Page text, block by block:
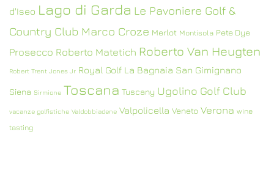
d'Iseo Lago di Garda Le Pavoniere Golf &
Country Club Marco Croze Merlot Montisola Pete Dye
Prosecco Roberto Matetich Roberto Van Heugten
Robert Trent Jones Jr Royal Golf La Bagnaia San Gimignano
Siena Sirmione Toscana Tuscany Ugolino Golf Club
vacanze golfistiche Valdobbiadene Valpolicella Veneto Verona wine
tasting